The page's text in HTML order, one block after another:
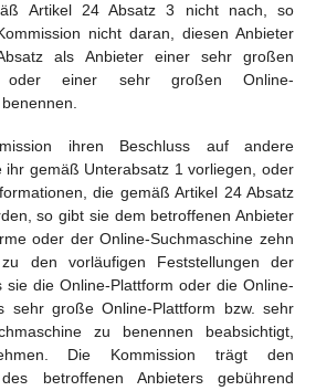
Artikel 24 Absatz 3 nicht nach, so
nicht daran, diesen Anbieter
als Anbieter einer sehr großen
oder einer sehr großen Online-
ihren Beschluss auf andere
ihr gemäß Unterabsatz 1 vorliegen, oder
die gemäß Artikel 24 Absatz
so gibt sie dem betroffenen Anbieter
oder der Online-Suchmaschine zehn
den vorläufigen Feststellungen der
sie die Online-Plattform oder die Online-
sehr große Online-Plattform bzw. sehr
zu benennen beabsichtigt,
Die Kommission trägt den
betroffenen Anbieters gebührend